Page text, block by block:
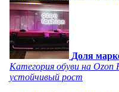
Доля
Категория обуви на
устойчивый рост